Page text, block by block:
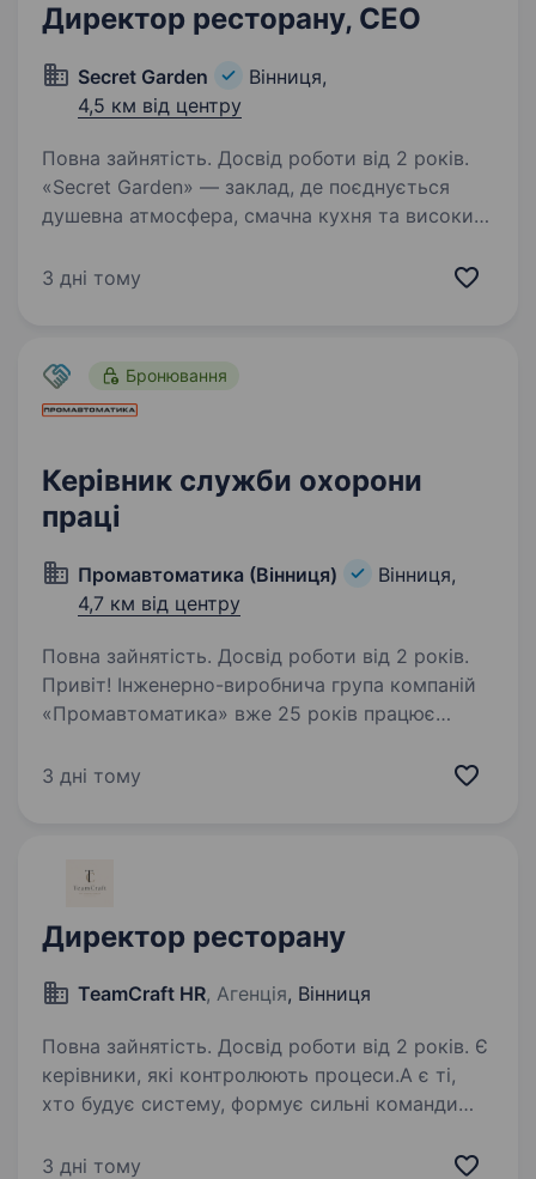
Директор ресторану, СЕО
Secret Garden
Вінниця,
4,5 км від центру
Повна зайнятість. Досвід роботи від 2 років.
«Secret Garden» — заклад, де поєднується
душевна атмосфера, смачна кухня та високий
бенкетні зали та стилізовані івенти. Команда
3 дні тому
Бронювання
Керівник служби охорони
праці
Промавтоматика (Вінниця)
Вінниця,
4,7 км від центру
Повна зайнятість. Досвід роботи від 2 років.
Привіт! Інженерно-виробнича група компаній
«Промавтоматика» вже 25 років працює
рішення для енергонезалежності,
3 дні тому
Директор ресторану
TeamCraft HR, Агенція, Вінниця
Повна зайнятість. Досвід роботи від 2 років. Є
керівники, які контролюють процеси.А є ті,
хто будує систему, формує сильні команди
повертатися. Саме такого керівника
3 дні тому